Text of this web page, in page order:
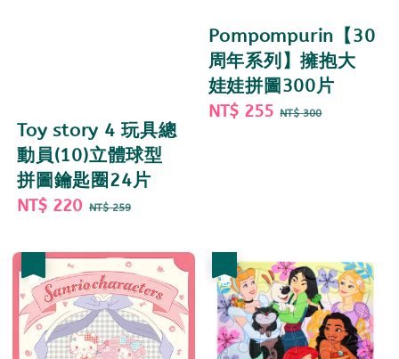
Toy story 4 玩具總
動員(10)立體球型
拼圖鑰匙圈24片
Sale
NT$ 220 Regular
NT$ 259
Pompompurin【30
周年系列】擁抱大
娃娃拼圖300片
Sale
NT$ 255 Regular
NT$ 300